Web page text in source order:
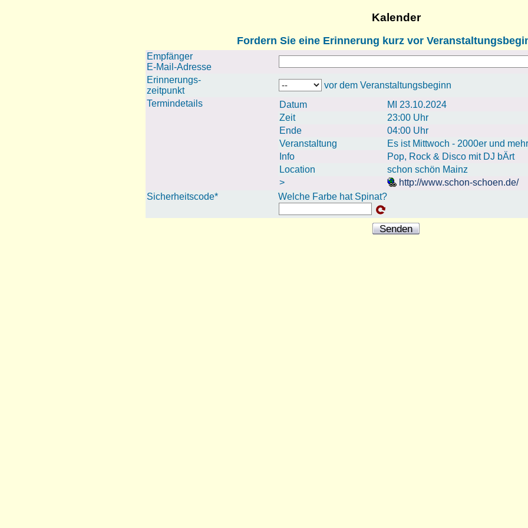
Kalender
Fordern Sie eine Erinnerung kurz vor
Empfänger
E-Mail-Adresse
Erinnerungs-
zeitpunkt
vor dem Veranstaltungsbeginn
Termindetails
Datum
MI 23.10.2024
Zeit
23:00 Uhr
Ende
04:00 Uhr
Veranstaltung
Es ist Mittwoch - 2000er und mehr
Info
Pop, Rock & Disco mit DJ bÄrt
Location
schon schön Mainz
>
http://www.schon-schoen.de/
Sicherheitscode*
Welche Farbe hat Spinat?